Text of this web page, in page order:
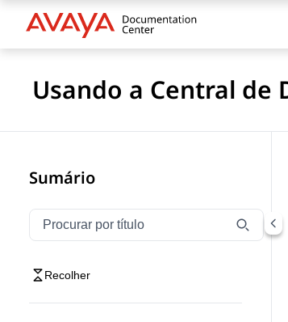
Usando a Central de
Sumário
Filtrar navegação por título
Digite para filtrar itens de navegação
Recolher